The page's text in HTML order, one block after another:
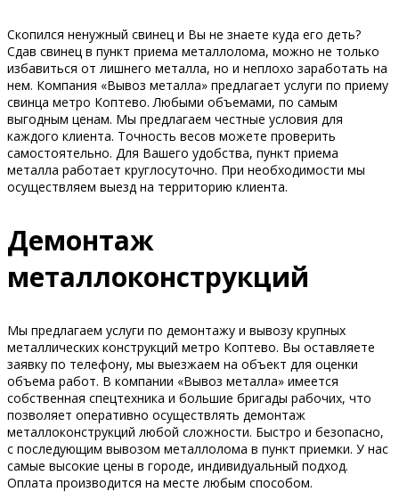
Скопился ненужный свинец и Вы не знаете куда его деть?
Сдав свинец в пункт приема металлолома, можно не только
избавиться от лишнего металла, но и неплохо заработать на
нем. Компания «Вывоз металла» предлагает услуги по приему
свинца метро Коптево. Любыми объемами, по самым
выгодным ценам. Мы предлагаем честные условия для
каждого клиента. Точность весов можете проверить
самостоятельно. Для Вашего удобства, пункт приема
металла работает круглосуточно. При необходимости мы
осуществляем выезд на территорию клиента.
Демонтаж
металлоконструкций
Мы предлагаем услуги по демонтажу и вывозу крупных
металлических конструкций метро Коптево. Вы оставляете
заявку по телефону, мы выезжаем на объект для оценки
объема работ. В компании «Вывоз металла» имеется
собственная спецтехника и большие бригады рабочих, что
позволяет оперативно осуществлять демонтаж
металлоконструкций любой сложности. Быстро и безопасно,
с последующим вывозом металлолома в пункт приемки. У нас
самые высокие цены в городе, индивидуальный подход.
Оплата производится на месте любым способом.